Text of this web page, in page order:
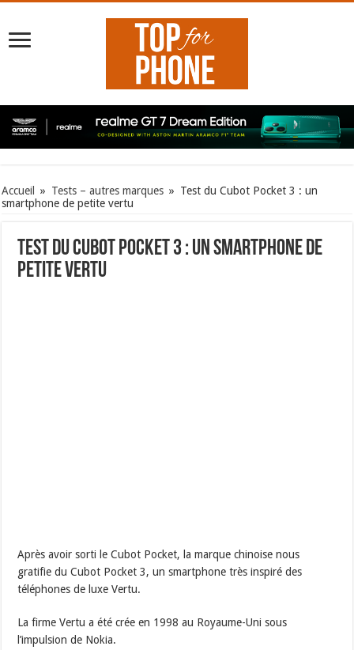
Accueil » Tests – autres marques » Test du Cubot Pocket 3 : un
smartphone de petite vertu
Test du Cubot Pocket 3 : un smartphone de
petite vertu
Après avoir sorti le Cubot Pocket, la marque chinoise nous
gratifie du Cubot Pocket 3, un smartphone très inspiré des
téléphones de luxe Vertu.
La firme Vertu a été crée en 1998 au Royaume-Uni sous
l’impulsion de Nokia.